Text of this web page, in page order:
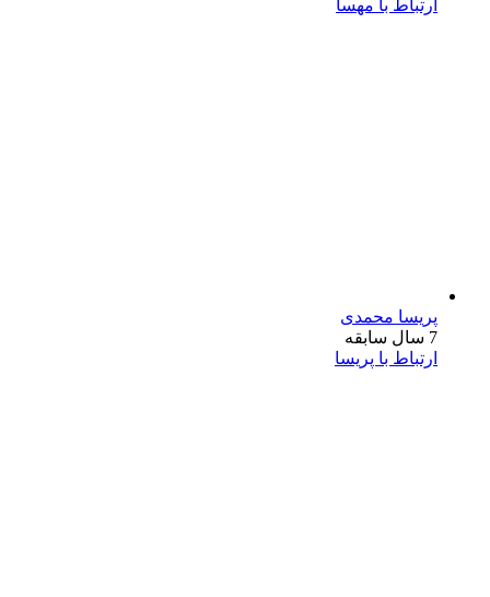
ارتباط با مهسا
پریسا محمدی
7 سال سابقه
ارتباط با پریسا